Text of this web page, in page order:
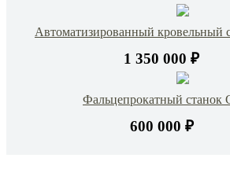
Автоматизированный
1 350 000 ₽
Фальцепрокатный
600 000 ₽